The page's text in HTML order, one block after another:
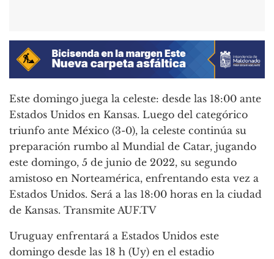
Este domingo juega la celeste: desde las 18:00 ante
Estados Unidos en Kansas. Luego del categórico
triunfo ante México (3-0), la celeste continúa su
preparación rumbo al Mundial de Catar, jugando
este domingo, 5 de junio de 2022, su segundo
amistoso en Norteamérica, enfrentando esta vez a
Estados Unidos. Será a las 18:00 horas en la ciudad
de Kansas. Transmite AUF.TV
Uruguay enfrentará a Estados Unidos este
domingo desde las 18 h (Uy) en el estadio